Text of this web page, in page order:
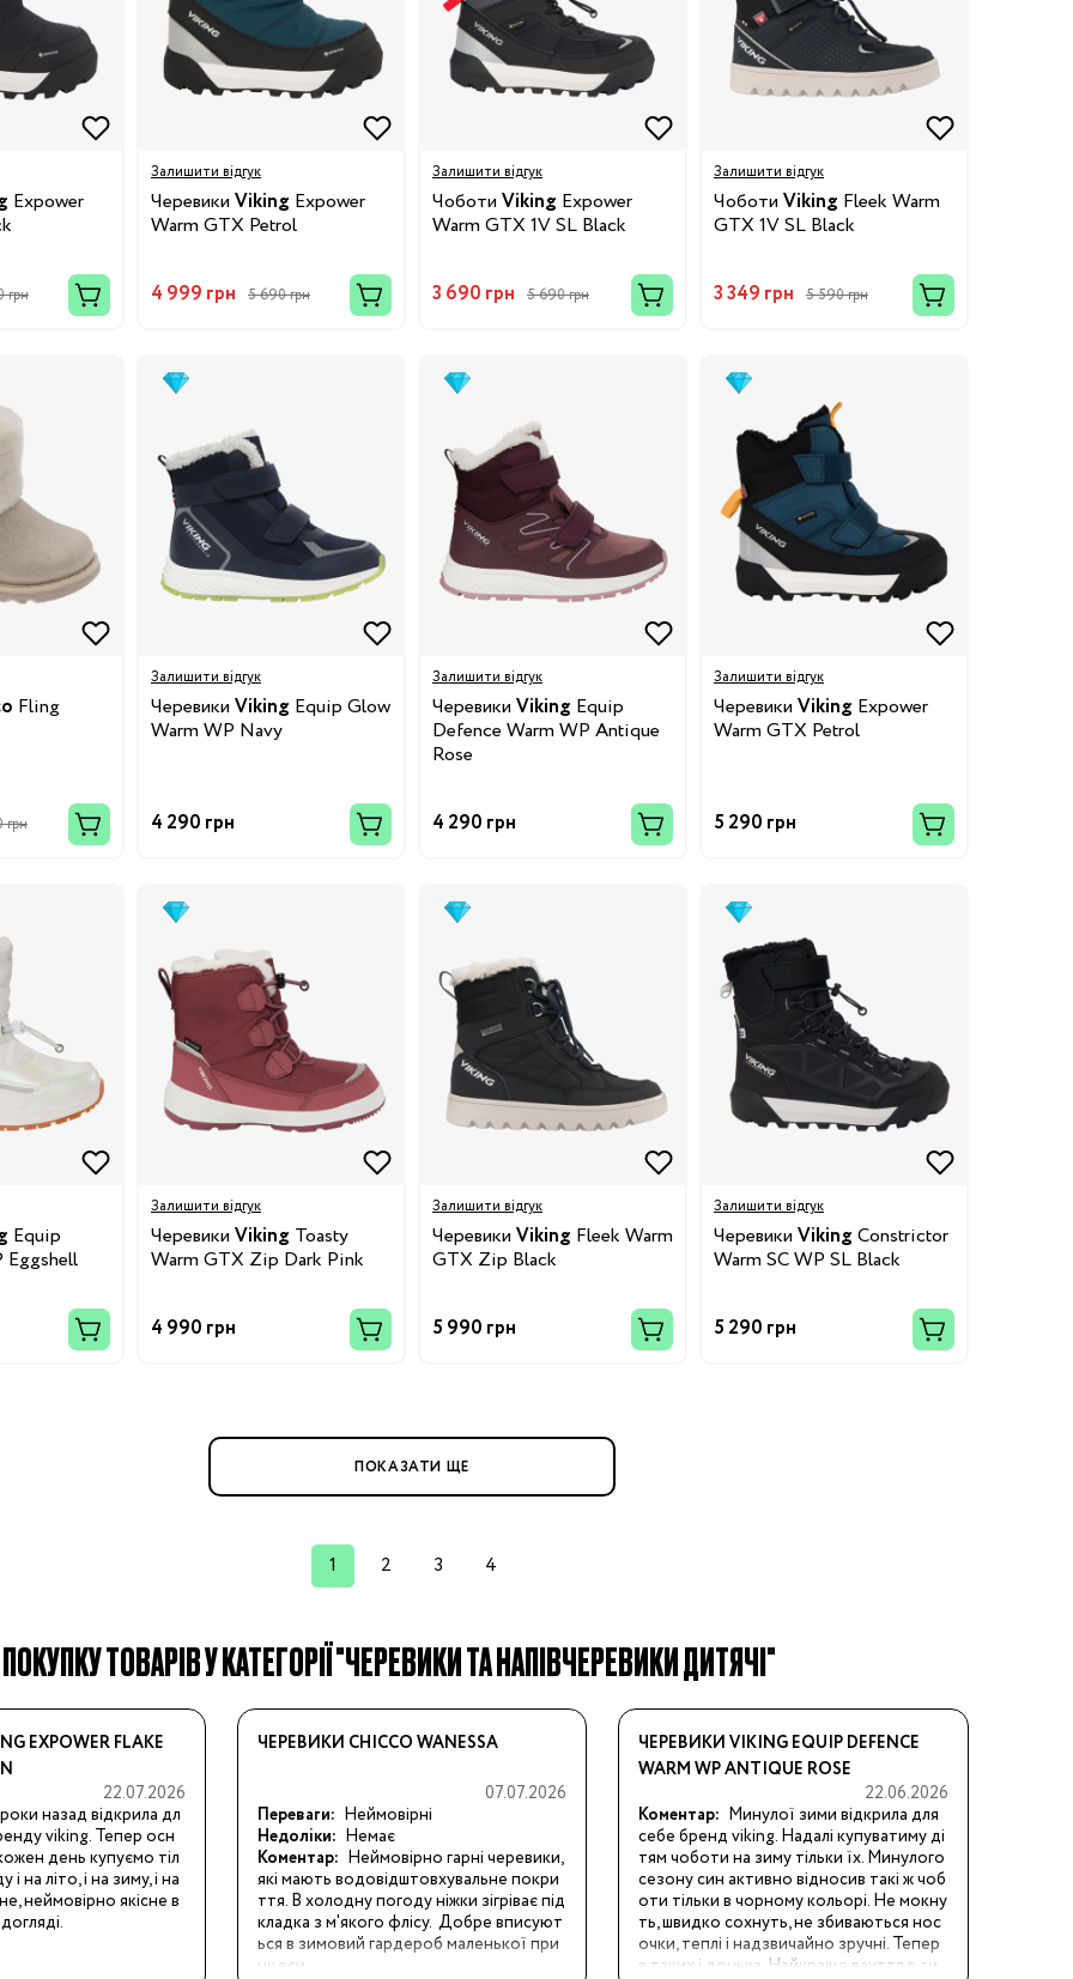
Бренди:
Бренди:
Expower
грн
Залишити відгук
Черевики Viking Expower
Warm GTX Petrol
4 999 грн 5 690 грн
Залишити відгук
Чоботи Viking Expower
Warm GTX 1V SL Black
3 690 грн 5 690 грн
Залишити відгук
Чоботи Viking Fleek Warm
GTX 1V SL Black
3 349 грн 5 590 грн
Fling
грн
Залишити відгук
Черевики Viking Equip Glow
Warm WP Navy
4 290 грн
Залишити відгук
Черевики Viking Equip
Defence Warm WP Antique
Rose
4 290 грн
Залишити відгук
Черевики Viking Expower
Warm GTX Petrol
5 290 грн
Equip
Eggshell
Залишити відгук
Черевики Viking Toasty
Warm GTX Zip Dark Pink
4 990 грн
Залишити відгук
Черевики Viking Fleek Warm
GTX Zip Black
5 990 грн
Залишити відгук
Черевики Viking Constrictor
Warm SC WP SL Black
5 290 грн
ПОКАЗАТИ ЩЕ
1 2 3 4
ТОВАРІВ У КАТЕГОРІЇ "ЧЕРЕВИКИ ТА НАПІВЧЕРЕВИКИ ДИТЯЧІ"
EXPOWER FLAKE
22.07.2026
назад відкрила дл
viking. Тепер осн
день купуємо тіл
на літо, і на зиму, і на
неймовірно якісне в
ЧЕРЕВИКИ CHICCO WANESSA
07.07.2026
Переваги: Неймовірні
Недоліки: Немає
Коментар: Неймовірно гарні черевики,
які мають водовідштовхувальне покри
ття. В холодну погоду ніжки зігріває під
кладка з м'якого флісу.  Добре вписуют
ься в зимовий гардероб маленької при
нцеси
ЧЕРЕВИКИ VIKING EQUIP DEFENCE
WARM WP ANTIQUE ROSE
22.06.2026
Коментар: Минулої зими відкрила для
себе бренд viking. Надалі купуватиму ді
тям чоботи на зиму тільки їх. Минулого
сезону син активно відносив такі ж чоб
оти тільки в чорному кольорі. Не мокну
ть, швидко сохнуть, не збиваються нос
очки, теплі і надзвичайно зручні. Тепер
в таких і донька. Найкраще взуття в зи